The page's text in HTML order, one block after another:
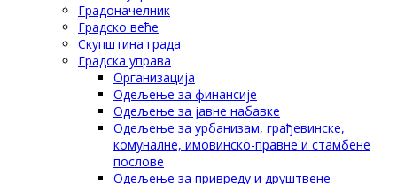
Градоначелник
Градско веће
Скупштина града
Градска управа
Организација
Одељење за финансије
Одељење за јавне набавке
Одељење за урбанизам, грађевинске,
комуналне, имовинско-правне и стамбене
послове
Одељење за привреду и друштвене